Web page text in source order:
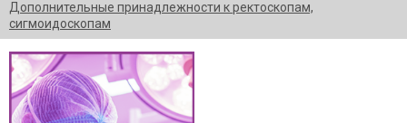
Дополнительные принадлежности к ректоскопам,
сигмоидоскопам